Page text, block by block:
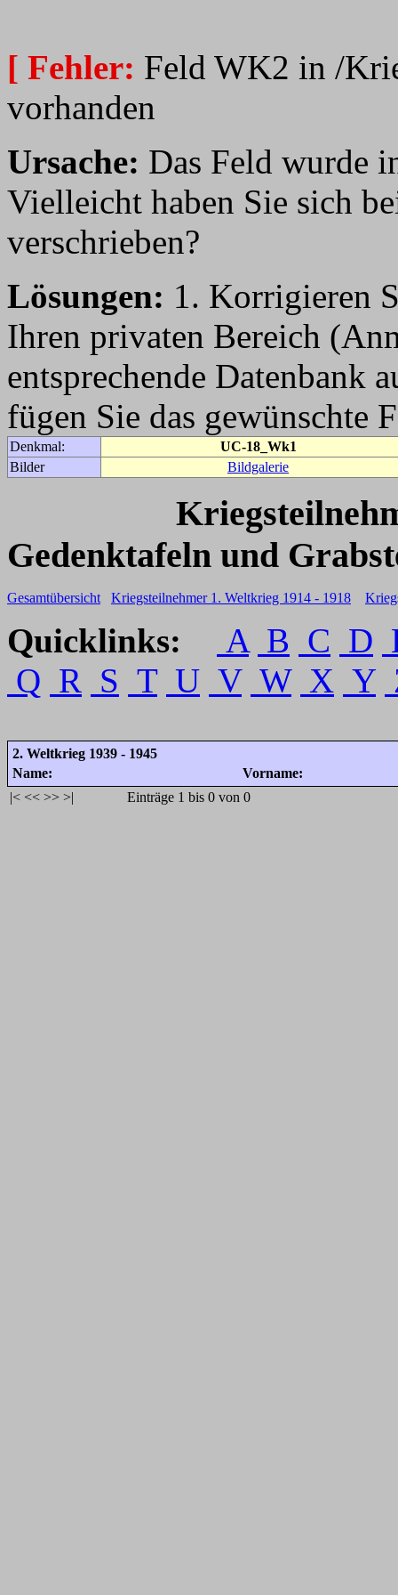
[ Fehler: Feld WK2 in /
vorhanden
Ursache: Das Feld wurde
Vielleicht haben Sie sich
verschrieben?
Lösungen: 1. Korrigieren
Ihren privaten Bereich
entsprechende Datenbank
fügen Sie das gewünschte
Denkmal:
UC-18_Wk1
Bilder
Bildgalerie
Gedenktafeln und
Gesamtübersicht Kriegsteilnehmer 1. Weltkrieg 1914 - 1918
Quicklinks: A B C D
Q R S T U V W X Y
2. Weltkrieg 1939 - 1945
Name:
Vorname:
|< << >> >| Einträge 1 bis 0 von 0